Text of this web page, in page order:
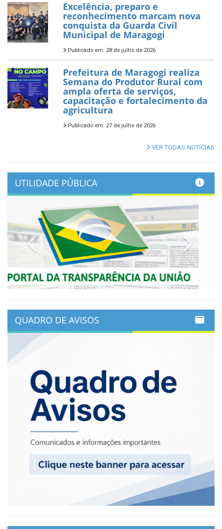
Excelência, preparo e
reconhecimento marcam nova
conquista da Guarda Civil
Municipal de Maragogi
Publicado em: 28 de julho de 2026
Prefeitura de Maragogi realiza
Semana do Produtor Rural com
ampla oferta de serviços,
capacitação e fortalecimento da
agricultura
Publicado em: 27 de julho de 2026
VER TODAS NOTÍCIAS
UTILIDADE PÚBLICA
Previous
QUADRO DE AVISOS